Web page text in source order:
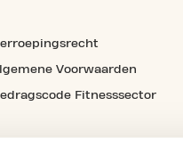
Voorwaarden
Fitnesssector